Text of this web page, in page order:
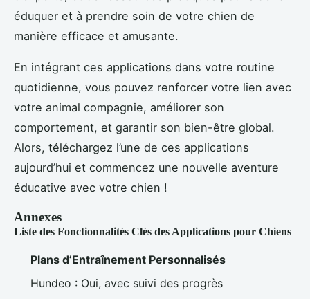
éduquer et à prendre soin de votre chien de
manière efficace et amusante.
En intégrant ces applications dans votre routine
quotidienne, vous pouvez renforcer votre lien avec
votre animal compagnie, améliorer son
comportement, et garantir son bien-être global.
Alors, téléchargez l’une de ces applications
aujourd’hui et commencez une nouvelle aventure
éducative avec votre chien !
Annexes
Liste des Fonctionnalités Clés des Applications pour Chiens
Plans d’Entraînement Personnalisés
Hundeo : Oui, avec suivi des progrès